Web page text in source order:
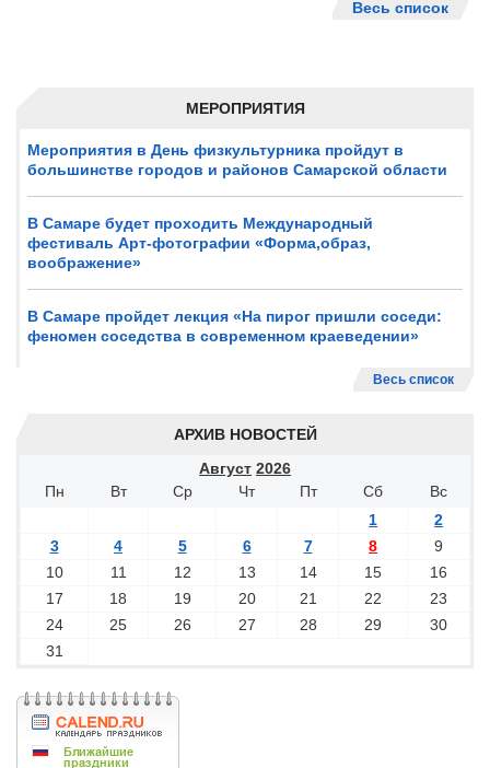
МЕРОПРИЯТИЯ
Мероприятия в День физкультурника пройдут в
большинстве городов и районов Самарской области
В Самаре будет проходить Международный
фестиваль Арт-фотографии «Форма,образ,
воображение»
В Самаре пройдет лекция «На пирог пришли соседи:
феномен соседства в современном краеведении»
Весь список
АРХИВ НОВОСТЕЙ
Август 2026
Пн
Вт Ср Чт Пт Сб
Вс
1
2
3
4 5 6 7 8
9
10
11 12 13 14 15
16
17
18 19 20 21 22
23
24
25 26 27 28 29
30
31
Весь список